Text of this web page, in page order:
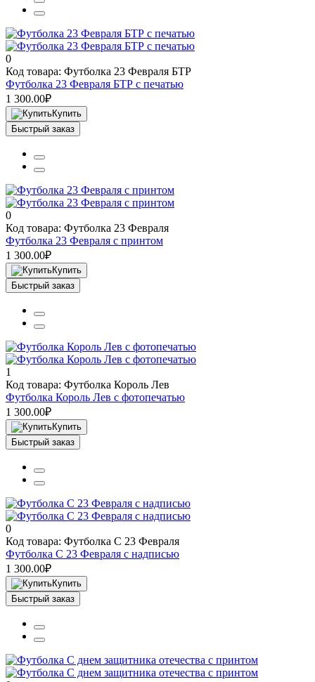
0
Код товара: Футболка 23 Февраля БТР
Футболка 23 Февраля БТР с печатью
1 300.00₽
Купить
Быстрый заказ
0
Код товара: Футболка 23 Февраля
Футболка 23 Февраля с принтом
1 300.00₽
Купить
Быстрый заказ
1
Код товара: Футболка Король Лев
Футболка Король Лев с фотопечатью
1 300.00₽
Купить
Быстрый заказ
0
Код товара: Футболка С 23 Февраля
Футболка С 23 Февраля с надписью
1 300.00₽
Купить
Быстрый заказ